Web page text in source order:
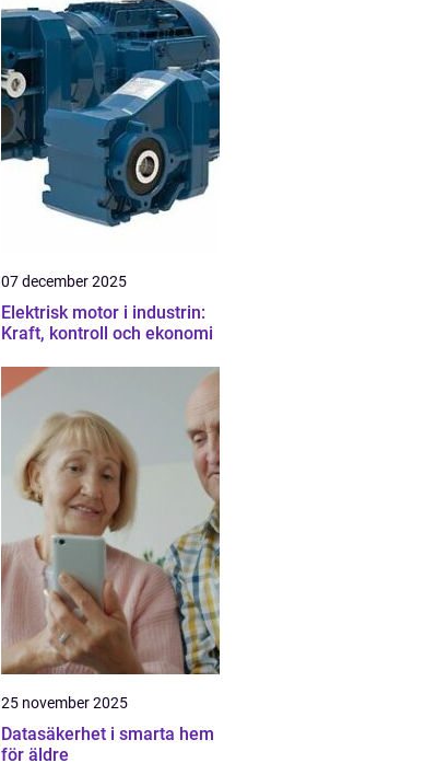
07 december 2025
Elektrisk motor i industrin:
Kraft, kontroll och ekonomi
25 november 2025
Datasäkerhet i smarta hem
för äldre